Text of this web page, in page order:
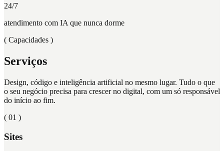
24/7
atendimento com IA que nunca dorme
( Capacidades )
Serviços
Design, código e inteligência artificial no mesmo lugar. Tudo o que
o seu negócio precisa para crescer no digital, com um só responsável
do início ao fim.
( 01 )
Sites